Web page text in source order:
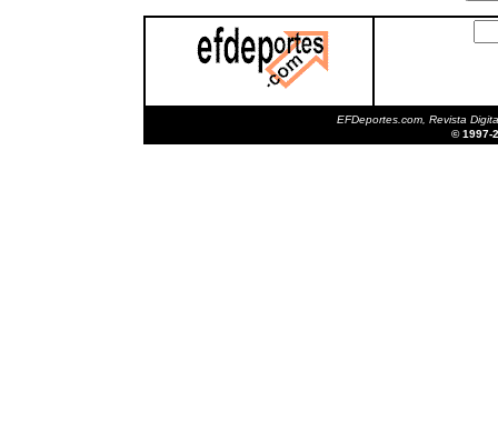
EFDeportes.com, Revista
© 1997-